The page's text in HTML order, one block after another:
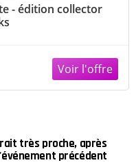
- édition collector
très proche, après
précédent